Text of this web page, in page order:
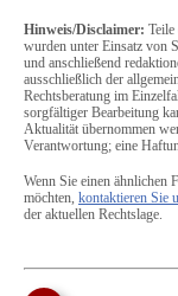
Hinweis/Disclaimer:
wurden unter Einsatz von
und anschließend
ausschließlich der
Rechtsberatung im
sorgfältiger Bearbeitung
Aktualität übernommen
Verantwortung; eine
Wenn Sie einen ähnlichen
möchten, kontaktieren Sie
der aktuellen Rechtslage.